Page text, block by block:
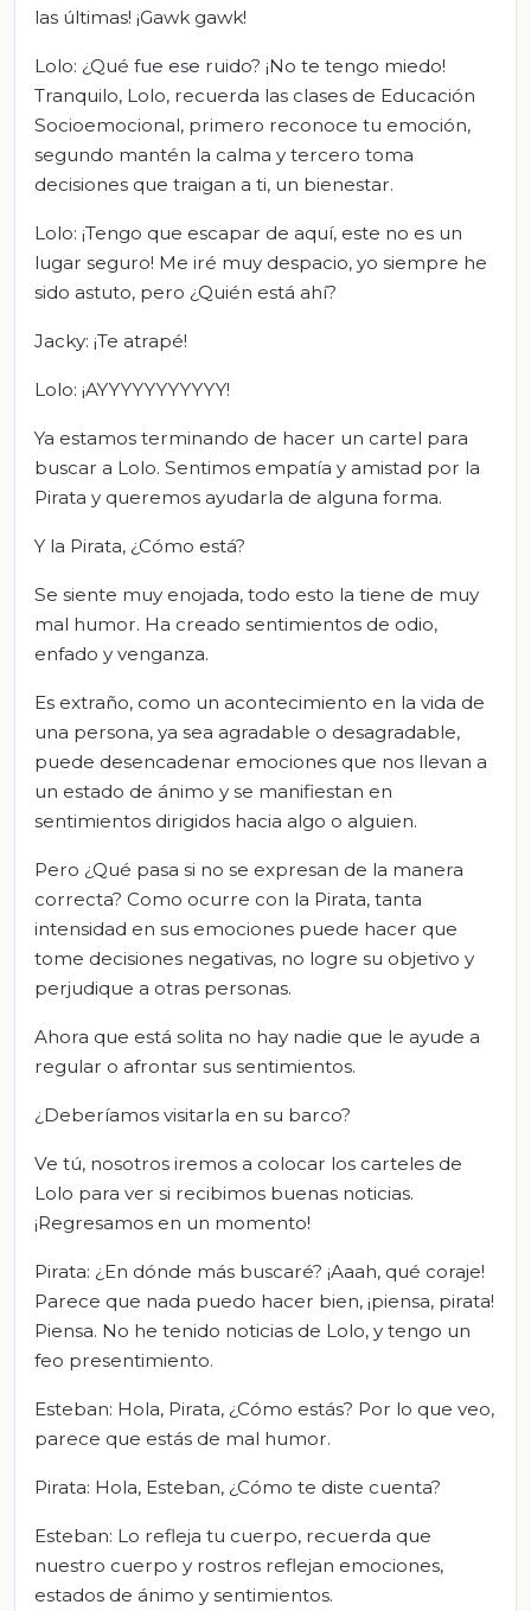
las últimas! ¡Gawk gawk!
Lolo: ¿Qué fue ese ruido? ¡No te tengo miedo!
Tranquilo, Lolo, recuerda las clases de Educación
Socioemocional, primero reconoce tu emoción,
segundo mantén la calma y tercero toma
decisiones que traigan a ti, un bienestar.
Lolo: ¡Tengo que escapar de aquí, este no es un
lugar seguro! Me iré muy despacio, yo siempre he
sido astuto, pero ¿Quién está ahí?
Jacky: ¡Te atrapé!
Lolo: ¡AYYYYYYYYYYY!
Ya estamos terminando de hacer un cartel para
buscar a Lolo. Sentimos empatía y amistad por la
Pirata y queremos ayudarla de alguna forma.
Y la Pirata, ¿Cómo está?
Se siente muy enojada, todo esto la tiene de muy
mal humor. Ha creado sentimientos de odio,
enfado y venganza.
Es extraño, como un acontecimiento en la vida de
una persona, ya sea agradable o desagradable,
puede desencadenar emociones que nos llevan a
un estado de ánimo y se manifiestan en
sentimientos dirigidos hacia algo o alguien.
Pero ¿Qué pasa si no se expresan de la manera
correcta? Como ocurre con la Pirata, tanta
intensidad en sus emociones puede hacer que
tome decisiones negativas, no logre su objetivo y
perjudique a otras personas.
Ahora que está solita no hay nadie que le ayude a
regular o afrontar sus sentimientos.
¿Deberíamos visitarla en su barco?
Ve tú, nosotros iremos a colocar los carteles de
Lolo para ver si recibimos buenas noticias.
¡Regresamos en un momento!
Pirata: ¿En dónde más buscaré? ¡Aaah, qué coraje!
Parece que nada puedo hacer bien, ¡piensa, pirata!
Piensa. No he tenido noticias de Lolo, y tengo un
feo presentimiento.
Esteban: Hola, Pirata, ¿Cómo estás? Por lo que veo,
parece que estás de mal humor.
Pirata: Hola, Esteban, ¿Cómo te diste cuenta?
Esteban: Lo refleja tu cuerpo, recuerda que
nuestro cuerpo y rostros reflejan emociones,
estados de ánimo y sentimientos.